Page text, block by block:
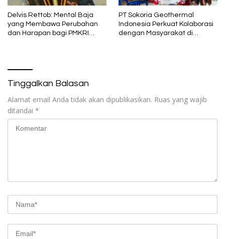
Delvis Rettob: Mental Baja
yang Membawa Perubahan
dan Harapan bagi PMKRI
PT Sokoria Geothermal
Indonesia Perkuat Kolaborasi
dengan Masyarakat di
Tinggalkan Balasan
Alamat email Anda tidak akan dipublikasikan. Ruas yang wajib
ditandai *